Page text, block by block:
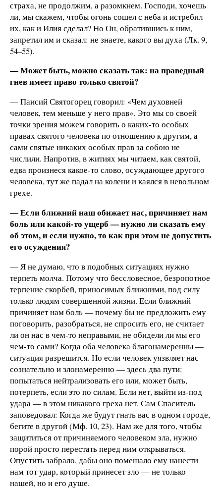
страха, не продолжим, а разомкнем. Господи, хочешь
ли, мы скажем, чтобы огонь сошел с неба и истребил
их, как и Илия сделал? Но Он, обратившись к ним,
запретил им и сказал: не знаете, какого вы духа (Лк. 9,
54–55).
— Может быть, можно сказать так: на праведный
гнев имеет право только святой?
— Паисий Святогорец говорил: «Чем духовней
человек, тем меньше у него прав». Это мы со своей
точки зрения можем говорить о каких-то особых
правах святого человека по отношению к другим, а
сами святые никаких особых прав за собою не
числили. Напротив, в житиях мы читаем, как святой,
едва произнеся какое-то слово, осуждающее другого
человека, тут же падал на колени и каялся в невольном
грехе.
— Если ближний наш обижает нас, причиняет нам
боль или какой-то ущерб — нужно ли сказать ему
об этом, и если нужно, то как при этом не допустить
его осуждения?
— Я не думаю, что в подобных ситуациях нужно
терпеть молча. Потому что бессловесное, безропотное
терпение скорбей, приносимых ближними, под силу
только людям совершенной жизни. Если ближний
причиняет нам боль — почему бы не предложить ему
поговорить, разобраться, не спросить его, не считает
ли он нас в чем-то неправыми, не обидели ли мы его
чем-то сами? Когда оба человека благонамеренны —
ситуация разрешится. Но если человек уязвляет нас
сознательно и злонамеренно — здесь два пути:
попытаться нейтрализовать его или, может быть,
потерпеть, если это по силам. Если нет, выйти из-под
удара — в этом никакого греха нет. Сам Спаситель
заповедовал: Когда же будут гнать вас в одном городе,
бегите в другой (Мф. 10, 23). Нам же для того, чтобы
защититься от причиняемого человеком зла, нужно
порой просто перестать перед ним открываться.
Опустить забрало, дабы оно помешало ему нанести
нам тот удар, который принесет зло — не только
нашей, но и его душе.